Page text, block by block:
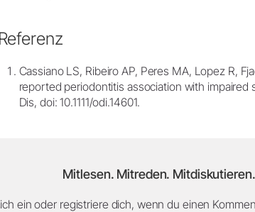
Referenz
Cassiano LS, Ribeiro AP, Peres MA, Lopez R,
reported periodontitis association with
Dis, doi: 10.1111/odi.14601.
Mitlesen. Mitreden. Mitdiskutieren.
ein oder registriere dich, wenn du einen